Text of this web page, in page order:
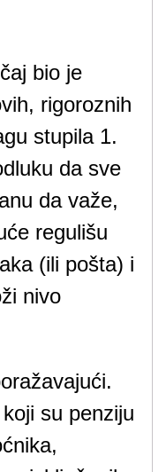
bio je
rigoroznih
stupila 1.
da sve
da važe,
regulišu
(ili pošta) i
nivo
su penziju